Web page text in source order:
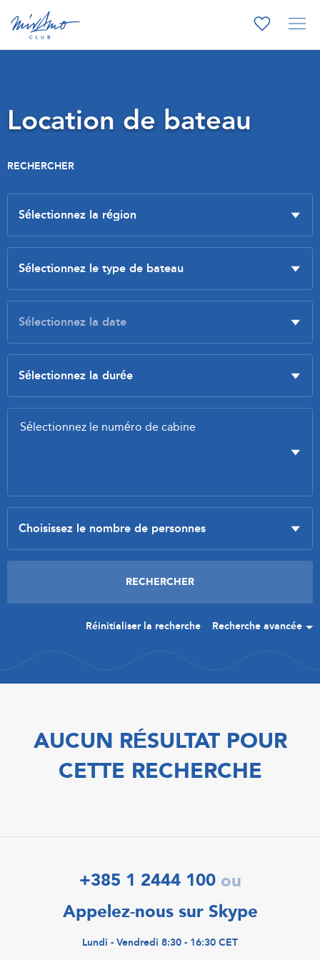
Location de bateau
RECHERCHER
Réinitialiser la recherche Recherche avancée
AUCUN RÉSULTAT POUR
CETTE RECHERCHE
+385 1 2444 100 ou
Appelez-nous sur Skype
Lundi - Vendredi 8:30 - 16:30 CET